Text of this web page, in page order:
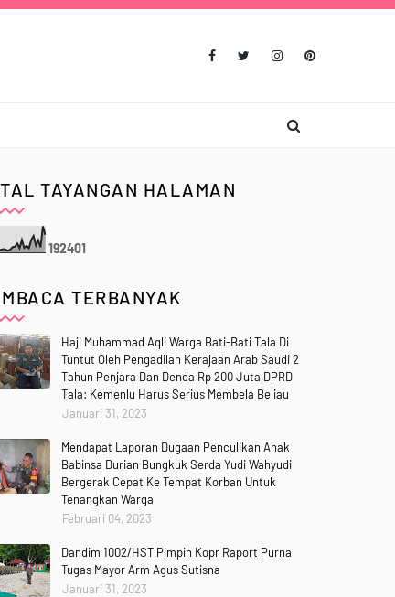
TAYANGAN HALAMAN
192401
TERBANYAK
Haji Muhammad Aqli Warga Bati-Bati Tala Di
Tuntut Oleh Pengadilan Kerajaan Arab Saudi 2
Tahun Penjara Dan Denda Rp 200 Juta,DPRD
Tala: Kemenlu Harus Serius Membela Beliau
Januari 31, 2023
Mendapat Laporan Dugaan Penculikan Anak
Babinsa Durian Bungkuk Serda Yudi Wahyudi
Bergerak Cepat Ke Tempat Korban Untuk
Tenangkan Warga
Februari 04, 2023
Dandim 1002/HST Pimpin Kopr Raport Purna
Tugas Mayor Arm Agus Sutisna
Januari 31, 2023